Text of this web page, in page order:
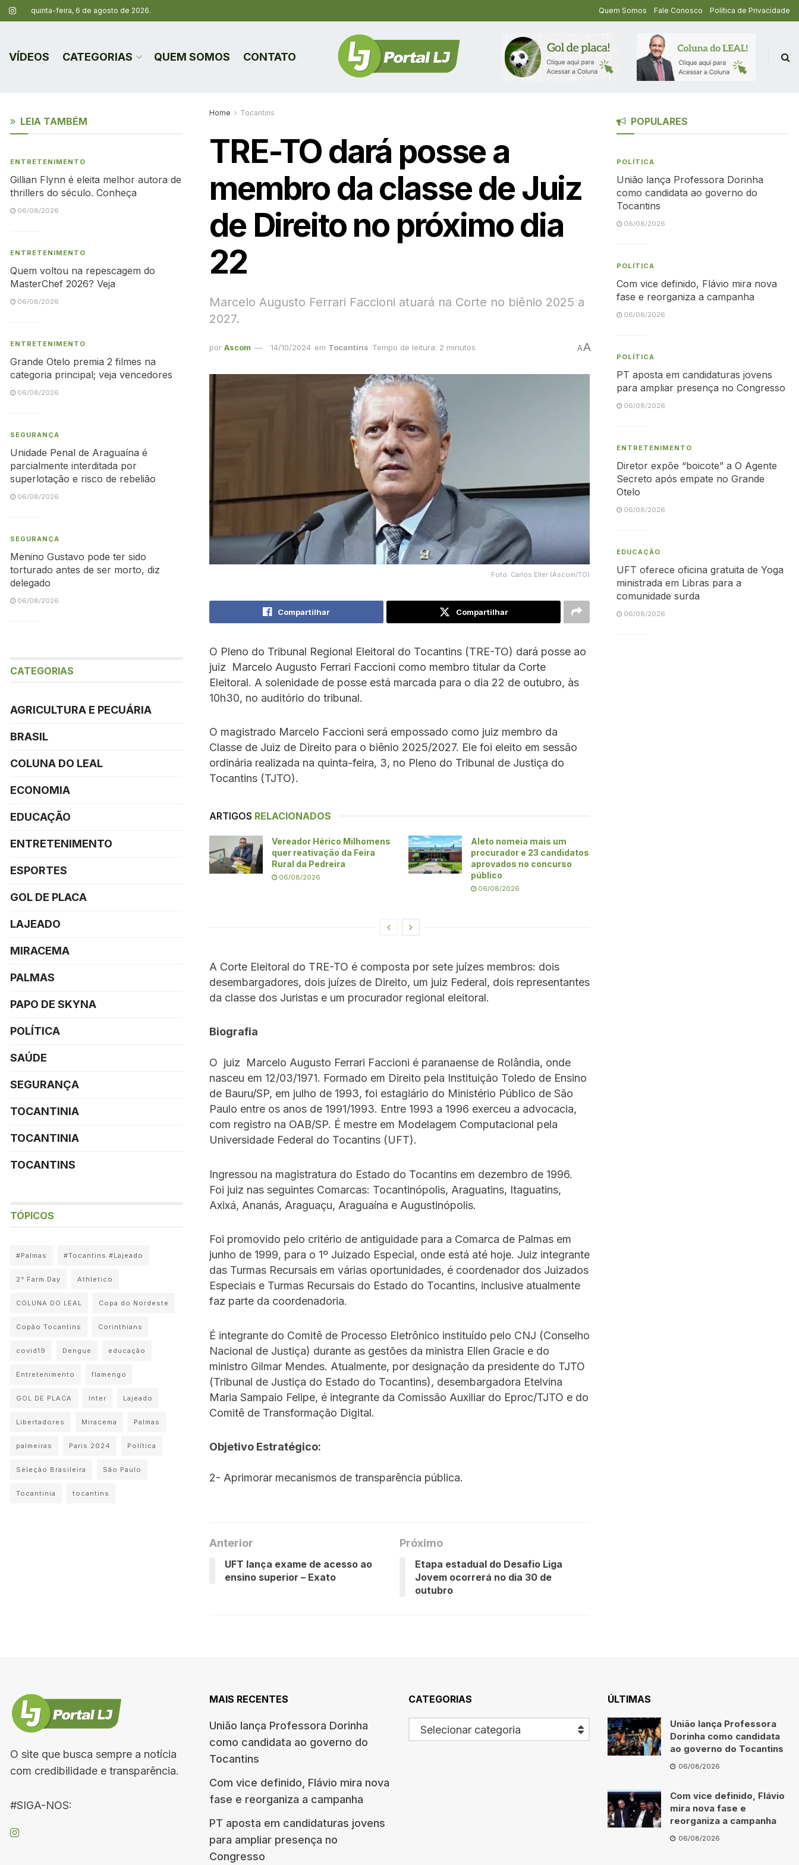
quinta-feira, 6 de agosto de 2026. Quem Somos Fale Conosco Política de Privacidade
VÍDEOS CATEGORIAS QUEM SOMOS CONTATO
Home Tocantins
TRE-TO dará posse a
membro da classe de Juiz
de Direito no próximo dia
22
Marcelo Augusto Ferrari Faccioni atuará na Corte no biênio 2025 a
2027.
por Ascom 14/10/2024 em Tocantins Tempo de leitura: 2 minutos AA
Foto: Carlos Eller (Ascom/TO)
Compartilhar Compartilhar
O Pleno do Tribunal Regional Eleitoral do Tocantins (TRE-TO) dará posse ao
juiz Marcelo Augusto Ferrari Faccioni como membro titular da Corte
Eleitoral. A solenidade de posse está marcada para o dia 22 de outubro, às
10h30, no auditório do tribunal.
O magistrado Marcelo Faccioni será empossado como juiz membro da
Classe de Juiz de Direito para o biênio 2025/2027. Ele foi eleito em sessão
ordinária realizada na quinta-feira, 3, no Pleno do Tribunal de Justiça do
Tocantins (TJTO).
ARTIGOS RELACIONADOS
Vereador Hérico Milhomens
quer reativação da Feira
Rural da Pedreira
06/08/2026
Aleto nomeia mais um
procurador e 23 candidatos
aprovados no concurso
público
06/08/2026
A Corte Eleitoral do TRE-TO é composta por sete juízes membros: dois
desembargadores, dois juízes de Direito, um juiz Federal, dois representantes
da classe dos Juristas e um procurador regional eleitoral.
Biografia
O juiz Marcelo Augusto Ferrari Faccioni é paranaense de Rolândia, onde
nasceu em 12/03/1971. Formado em Direito pela Instituição Toledo de Ensino
de Bauru/SP, em julho de 1993, foi estagiário do Ministério Público de São
Paulo entre os anos de 1991/1993. Entre 1993 a 1996 exerceu a advocacia,
com registro na OAB/SP. É mestre em Modelagem Computacional pela
Universidade Federal do Tocantins (UFT).
Ingressou na magistratura do Estado do Tocantins em dezembro de 1996.
Foi juiz nas seguintes Comarcas: Tocantinópolis, Araguatins, Itaguatins,
Axixá, Ananás, Araguaçu, Araguaína e Augustinópolis.
Foi promovido pelo critério de antiguidade para a Comarca de Palmas em
junho de 1999, para o 1º Juizado Especial, onde está até hoje. Juiz integrante
das Turmas Recursais em várias oportunidades, é coordenador dos Juizados
Especiais e Turmas Recursais do Estado do Tocantins, inclusive atualmente
faz parte da coordenadoria.
É integrante do Comitê de Processo Eletrônico instituído pelo CNJ (Conselho
Nacional de Justiça) durante as gestões da ministra Ellen Gracie e do
ministro Gilmar Mendes. Atualmente, por designação da presidente do TJTO
(Tribunal de Justiça do Estado do Tocantins), desembargadora Etelvina
Maria Sampaio Felipe, é integrante da Comissão Auxiliar do Eproc/TJTO e do
Comitê de Transformação Digital.
Objetivo Estratégico:
2- Aprimorar mecanismos de transparência pública.
Anterior
UFT lança exame de acesso ao
ensino superior – Exato
Próximo
Etapa estadual do Desafio Liga
Jovem ocorrerá no dia 30 de
outubro
LEIA TAMBÉM
ENTRETENIMENTO
Gillian Flynn é eleita melhor autora de
thrillers do século. Conheça
06/08/2026
ENTRETENIMENTO
Quem voltou na repescagem do
MasterChef 2026? Veja
06/08/2026
ENTRETENIMENTO
Grande Otelo premia 2 filmes na
categoria principal; veja vencedores
06/08/2026
SEGURANÇA
Unidade Penal de Araguaína é
parcialmente interditada por
superlotação e risco de rebelião
06/08/2026
SEGURANÇA
Menino Gustavo pode ter sido
torturado antes de ser morto, diz
delegado
06/08/2026
CATEGORIAS
AGRICULTURA E PECUÁRIA
BRASIL
COLUNA DO LEAL
ECONOMIA
EDUCAÇÃO
ENTRETENIMENTO
ESPORTES
GOL DE PLACA
LAJEADO
MIRACEMA
PALMAS
PAPO DE SKYNA
POLÍTICA
SAÚDE
SEGURANÇA
TOCANTINIA
TOCANTINIA
TOCANTINS
TÓPICOS
#Palmas #Tocantins #Lajeado
2° Farm Day Athletico
COLUNA DO LEAL Copa do Nordeste
Copão Tocantins Corinthians
covid19 Dengue educação
Entretenimento flamengo
GOL DE PLACA Inter Lajeado
Libertadores Miracema Palmas
palmeiras Paris 2024 Política
Seleção Brasileira São Paulo
Tocantinia tocantins
POPULARES
POLÍTICA
União lança Professora Dorinha
como candidata ao governo do
Tocantins
06/08/2026
POLÍTICA
Com vice definido, Flávio mira nova
fase e reorganiza a campanha
06/08/2026
POLÍTICA
PT aposta em candidaturas jovens
para ampliar presença no Congresso
06/08/2026
ENTRETENIMENTO
Diretor expõe “boicote” a O Agente
Secreto após empate no Grande
Otelo
06/08/2026
EDUCAÇÃO
UFT oferece oficina gratuita de Yoga
ministrada em Libras para a
comunidade surda
06/08/2026
O site que busca sempre a notícia
com credibilidade e transparência.
#SIGA-NOS:
MAIS RECENTES
União lança Professora Dorinha
como candidata ao governo do
Tocantins
Com vice definido, Flávio mira nova
fase e reorganiza a campanha
PT aposta em candidaturas jovens
para ampliar presença no
Congresso
CATEGORIAS
Selecionar categoria
ÚLTIMAS
União lança Professora
Dorinha como candidata
ao governo do Tocantins
06/08/2026
Com vice definido, Flávio
mira nova fase e
reorganiza a campanha
06/08/2026